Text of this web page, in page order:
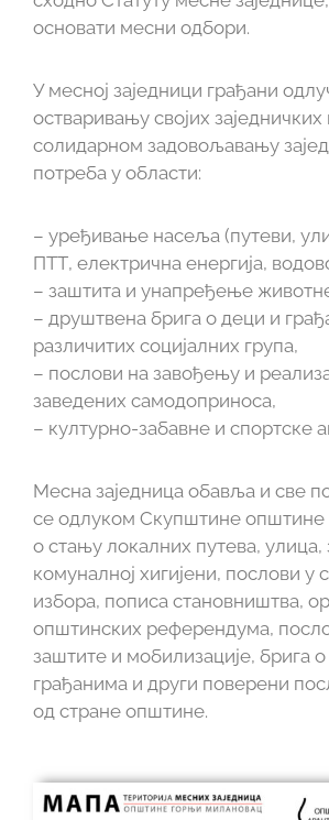
основати месни одбори.
У месној заједници грађани
остваривању својих
солидарном задовољавању
потреба у области:
– уређивање насеља (путеви,
ПТТ, електрична енергија,
– заштита и унапређење
– друштвена брига о деци и
различитих социјалних група,
– послови на завођењу и
заведених самодоприноса,
– културно-забавне и спортске
Месна заједница обавља и све
се одлуком Скупштине општине
о стању локалних путева, улица,
комуналној хигијени, послови у
избора, пописа становништва,
општинских референдума,
заштите и мобилизације, брига
грађанима и други поверени
од стране општине.